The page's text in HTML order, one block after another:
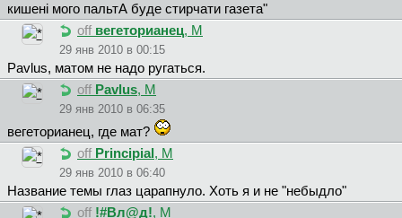
кишенi мого пальтА буде стирчати газета"
off вeгeтopиaнeц, М
29 янв 2010 в 00:15
Pavlus, матом не надо ругаться.
off Pavlus, М
29 янв 2010 в 06:35
вeгeтopиaнeц, где мат?
off Principial , М
29 янв 2010 в 06:40
Название темы глаз царапнуло. Хоть я и не "небыдло"
off !#Bл@д!, М